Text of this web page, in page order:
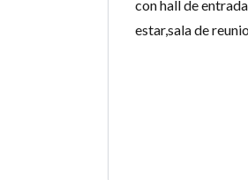
con hall de
estar,sala de